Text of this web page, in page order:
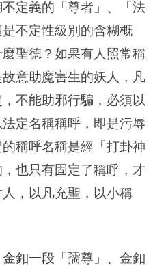
定義的「尊者」、「法
不定性級別的含糊概
聖德？如果有人照常稱
意助魔害生的妖人，凡
不能助邪行騙，必須以
定名稱稱呼，即是污辱
稱呼名稱是經「打卦神
也只有固定了稱呼，才
，以凡充聖，以小稱
釦一段「孺尊」、金釦